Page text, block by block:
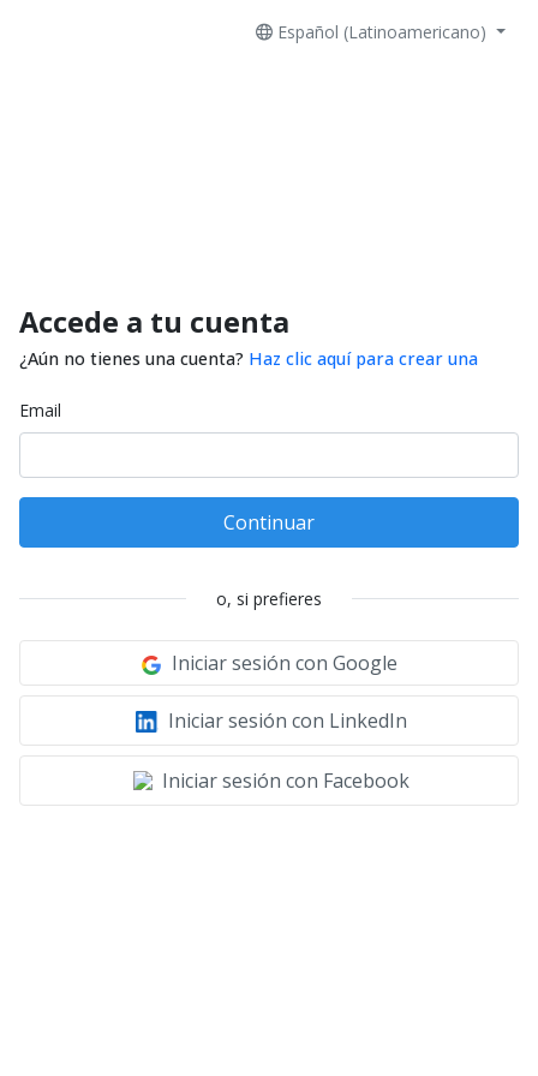
Español (Latinoamericano)
Accede a tu cuenta
¿Aún no tienes una cuenta? Haz clic aquí para crear una
Email
Continuar
o, si prefieres
Iniciar sesión con Google
Iniciar sesión con LinkedIn
Iniciar sesión con Facebook